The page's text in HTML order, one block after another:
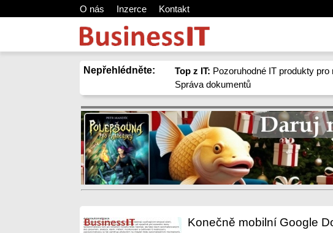
O nás Inzerce Kontakt
Nepřehlédněte: Top z IT: Pozoruhodné IT produkty pro
Správa dokumentů
Konečně mobilní Google